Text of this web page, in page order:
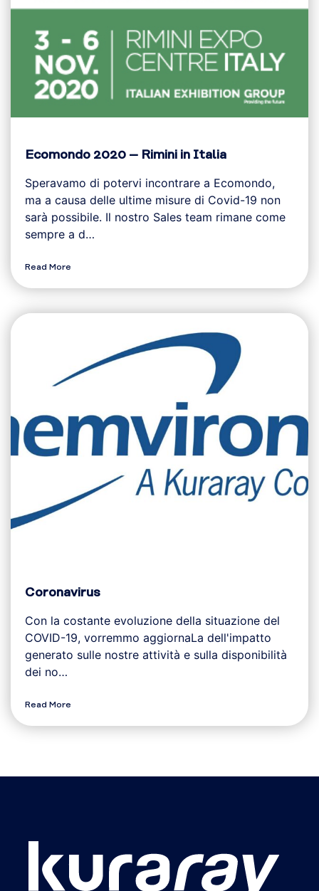
Ecomondo 2020 – Rimini in Italia
Speravamo di potervi incontrare a Ecomondo,
ma a causa delle ultime misure di Covid-19 non
sarà possibile. Il nostro Sales team rimane come
sempre a d…
Read More
Coronavirus
Con la costante evoluzione della situazione del
COVID-19, vorremmo aggiornaLa dell'impatto
generato sulle nostre attività e sulla disponibilità
dei no…
Read More